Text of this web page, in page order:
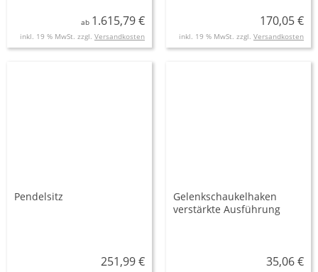
ab 1.615,79 €
inkl. 19 % MwSt. zzgl. Versandkosten
170,05 €
inkl. 19 % MwSt. zzgl. Versandkosten
Pendelsitz
251,99 €
Gelenkschaukelhaken
verstärkte Ausführung
35,06 €